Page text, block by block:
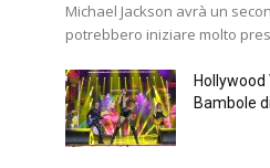
Michael Jackson avrà un
potrebbero iniziare molto
Hollywood
Bambole